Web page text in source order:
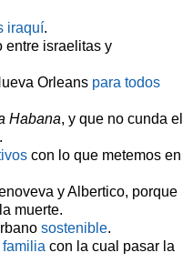
iraquí.
entre israelitas y
Orleans para todos
Habana, y que no cunda el
.
con lo que metemos en
y Albertico, porque
muerte.
sostenible.
familia con la cual pasar la